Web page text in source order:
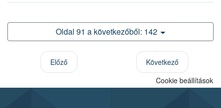
Oldal 91 a következőből: 142
Előző
Következő
Cookie beállítások